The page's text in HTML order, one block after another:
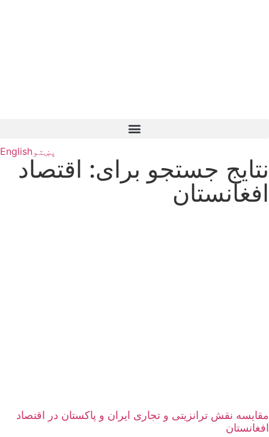
پښتوEnglish
نتایج جستجو برای: اقتصاد
افغانستان
مقایسه نقش ترانزیتی و تجاری ایران و پاکستان در اقتصاد
افغانستان